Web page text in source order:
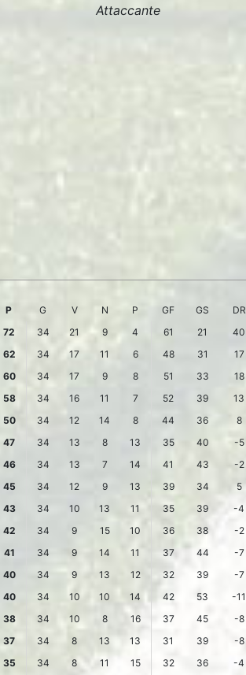
Attaccante
P G V N P GF GS
DR
72 34 21 9 4 61 21
40
62 34 17 11 6 48 31
17
60 34 17 9 8 51 33
18
58 34 16 11 7 52 39
13
50 34 12 14 8 44 36
8
47 34 13 8 13 35 40
-5
46 34 13 7 14 41 43
-2
45 34 12 9 13 39 34
5
43 34 10 13 11 35 39
-4
42 34 9 15 10 36 38
-2
41 34 9 14 11 37 44
-7
40 34 9 13 12 32 39
-7
40 34 10 10 14 42 53
-11
38 34 10 8 16 37 45
-8
37 34 8 13 13 31 39
-8
35 34 8 11 15 32 36 -4